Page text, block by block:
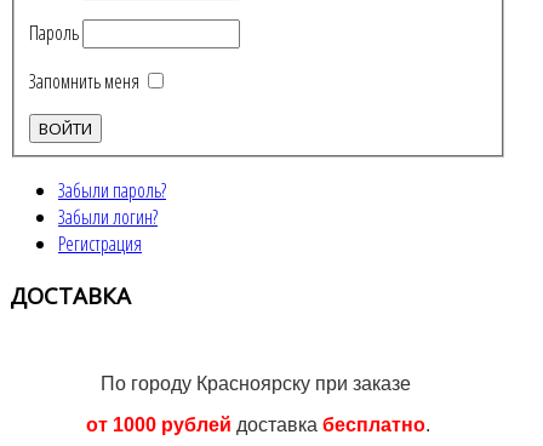
Пароль
Запомнить меня
Забыли пароль?
Забыли логин?
Регистрация
ДОСТАВКА
По городу Красноярску при заказе
от 1000 рублей доставкабесплатно.